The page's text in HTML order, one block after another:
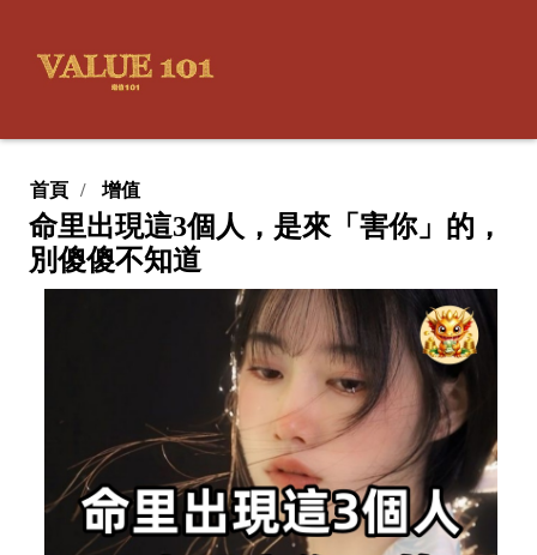
首頁 增值
命里出現這3個人，是來「害你」的，
別傻傻不知道